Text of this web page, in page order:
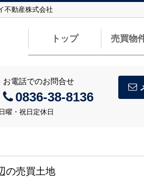
不動産株式会社
トップ 売買物
お電話でのお問合せ
0836-38-8136
曜・祝日定休日
の売買土地